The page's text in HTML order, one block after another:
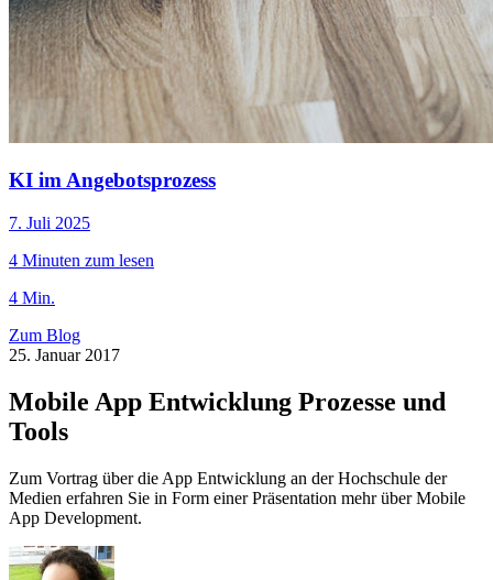
KI im Angebotsprozess
7. Juli 2025
4 Minuten zum lesen
4 Min.
Zum Blog
25. Januar 2017
Mobile App Entwicklung Prozesse und
Tools
Zum Vortrag über die App Entwicklung an der Hochschule der
Medien erfahren Sie in Form einer Präsentation mehr über Mobile
App Development.